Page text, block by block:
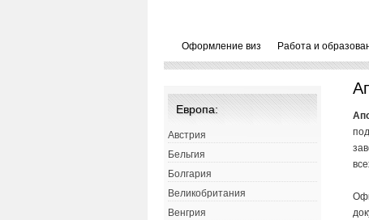
Оформление виз Работа и
Европа:
Австрия
Бельгия
Болгария
Великобритания
Венгрия